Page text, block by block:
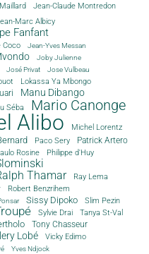
Jean-Claude Montredon
Marc Albicy
Fanfant
Coco Jean-Yves Messan
Joby Julienne
José Privat Jose Vulbeau
Lokassa Ya Mbongo
Manu Dibango
Séba Mario Canonge
Alibo Michel Lorentz
Paco Sery
Patrick Artero
Rosine
Philippe d'Huy
Thamar
Ray Lema
Robert Benzrihem
Sissy Dipoko Slim Pezin
Sylvie Drai Tanya St-Val
Tony Chasseur
Lobé Vicky Edimo
Yves Ndjock